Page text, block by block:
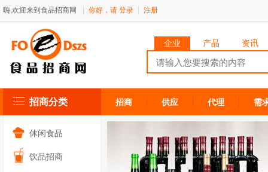
嗨,欢迎来到食品招商网 你好，请 登录 注册
企业 产品 资讯
招商分类 招商 供应 代理 需
休闲食品
饮品招商